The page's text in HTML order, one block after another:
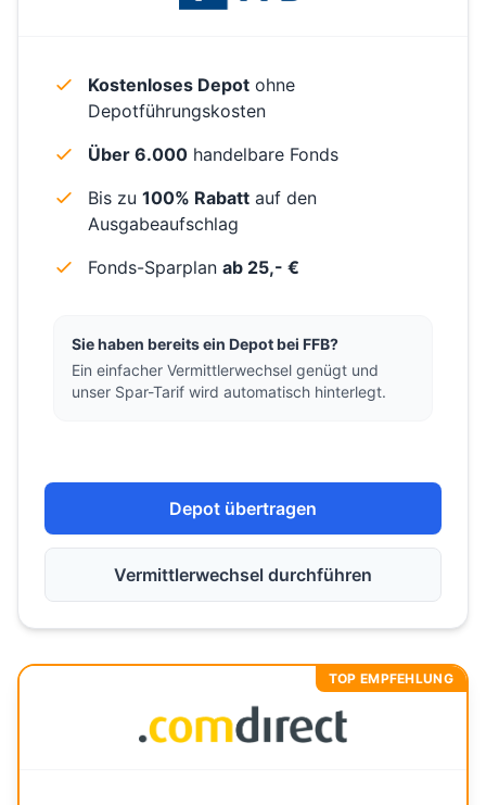
Kostenloses Depot ohne
Depotführungskosten
Über 6.000 handelbare Fonds
Bis zu 100% Rabatt auf den
Ausgabeaufschlag
Fonds-Sparplan ab 25,- €
Sie haben bereits ein Depot bei FFB?
Ein einfacher Vermittlerwechsel genügt und
unser Spar-Tarif wird automatisch hinterlegt.
Depot übertragen
Vermittlerwechsel durchführen
TOP EMPFEHLUNG